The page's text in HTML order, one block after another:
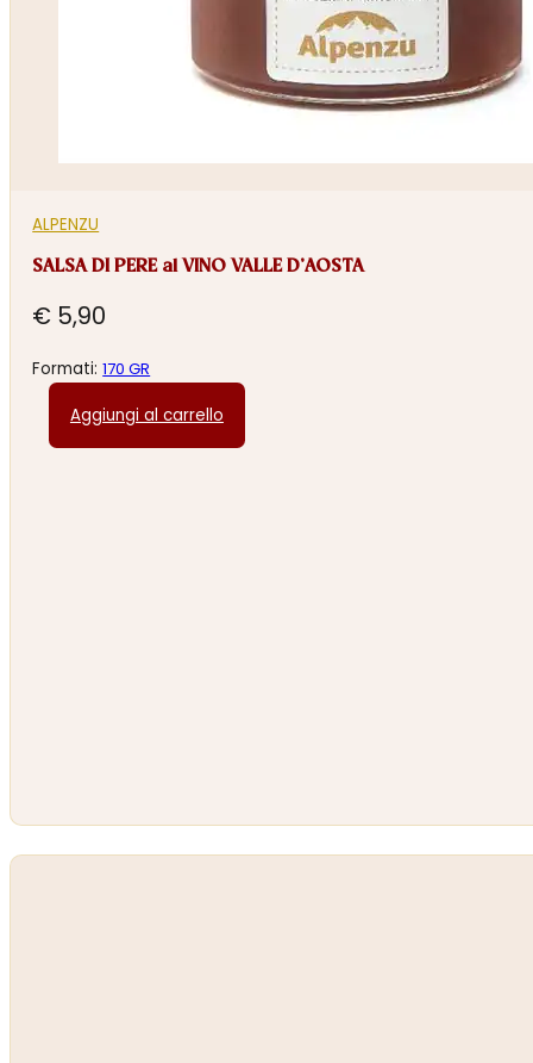
ALPENZU
SALSA DI PERE al VINO VALLE D’AOSTA
€ 5,90
Formati:170 GR
Aggiungi al carrello